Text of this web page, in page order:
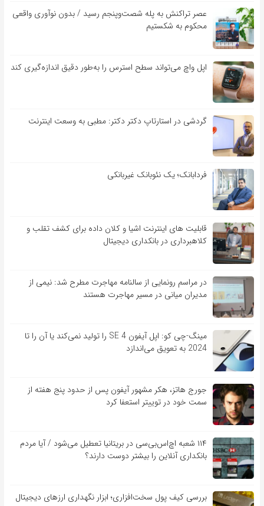
عصر تراکنش به پله شصت‌وپنجم رسید / بدون نوآوری واقعی
محکوم به شکستیم
اپل واچ می‌تواند سطح استرس را به‌طور دقیق اندازه‌گیری کند
گردشی در استارتاپ دکتر دکتر: مطبی به وسعت اینترنت
فردابانک؛ یک نئوبانک غیربانکی
قابلیت ‏های اینترنت اشیا و کلان‏ داده برای کشف تقلب و
کلاهبرداری در بانکداری دیجیتال
در مراسم رونمایی از سالنامه مهاجرت مطرح شد: نیمی از
مدیران میانی در مسیر مهاجرت هستند
مینگ-چی کو: اپل آیفون SE 4 را تولید نمی‌کند یا آن را تا
2024 به تعویق می‌اندازد
جورج هاتز، هکر مشهور آیفون پس از حدود پنج هفته از
سمت خود در توییتر استعفا کرد
۱۱۴ شعبه اچ‌اس‌بی‌سی در بریتانیا تعطیل می‌شود / آیا مردم
بانکداری آنلاین را بیشتر دوست دارند؟
بررسی کیف‌ پول سخت‌افزاری؛ ابزار نگهداری ارزهای دیجیتال